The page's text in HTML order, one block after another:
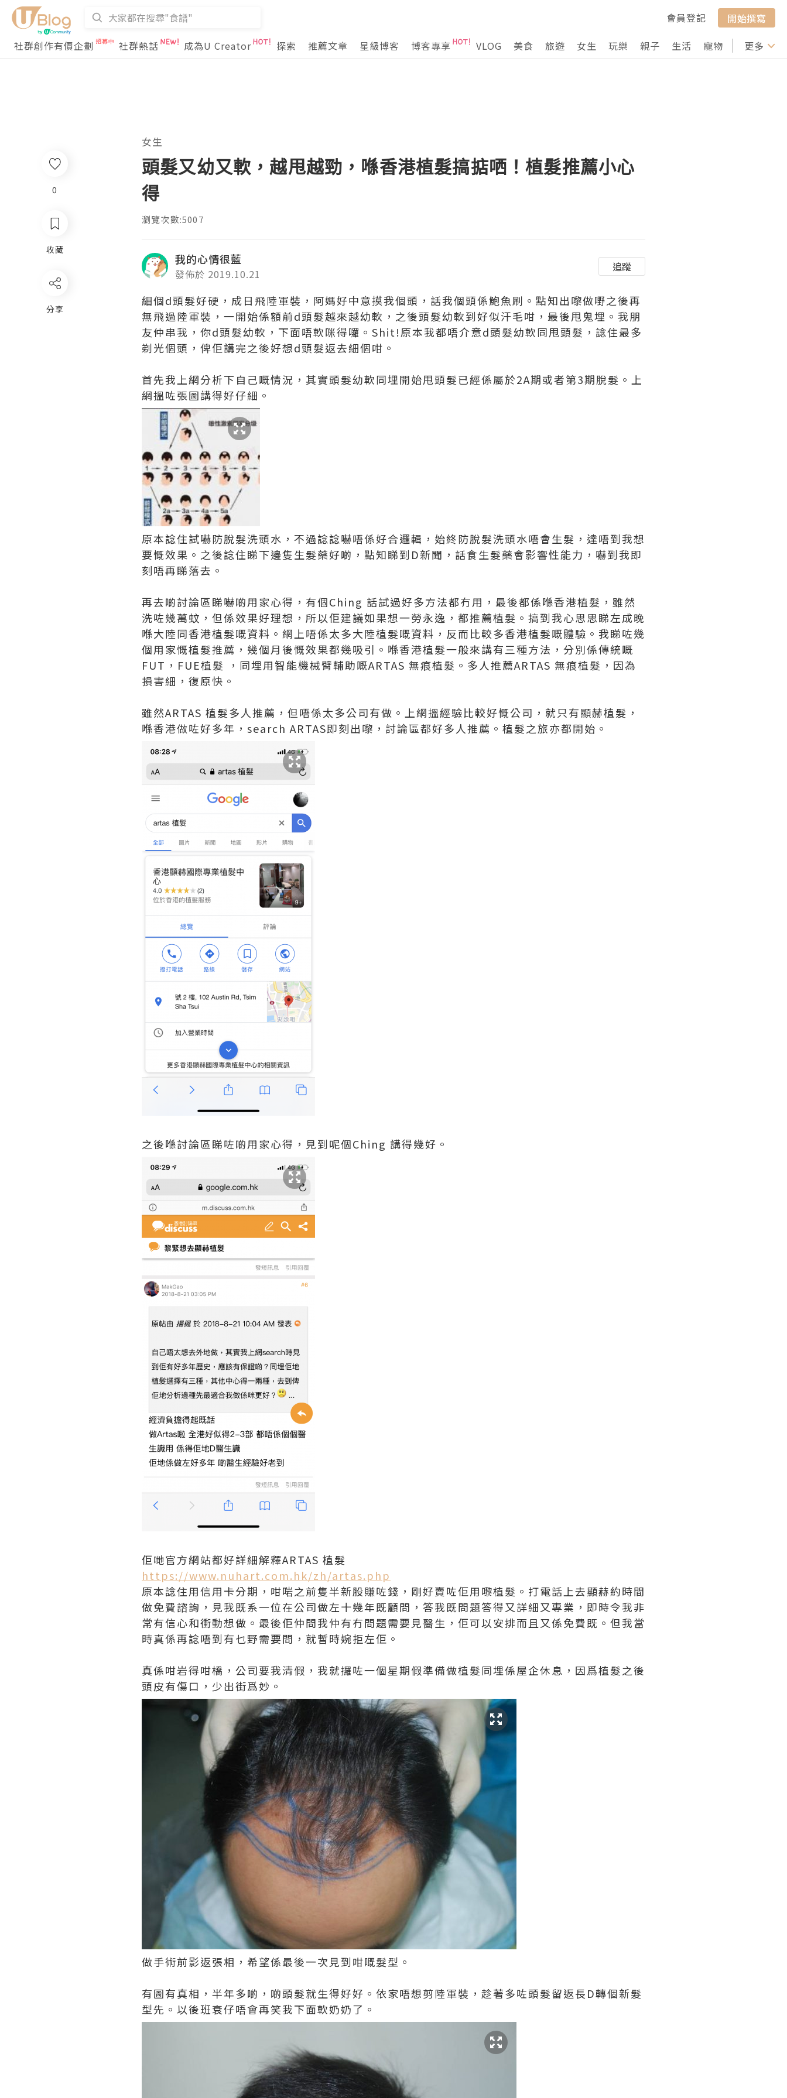
會員登記
開始撰寫
社群創作有價企劃
社群熱話 成為U Creator 探索 推薦文章 星級博客 博客專享 VLOG 美食 旅遊 女生 玩樂 親子 生活 寵物 行山 打卡
更多
0
收藏
分享
女生
頭髮又幼又軟，越甩越勁，喺香港植髮搞掂哂！植髮推薦小心
得
瀏覽次數:5007
我的心情很藍
發佈於 2019.10.21
追蹤
細個d頭髮好硬，成日飛陸軍裝，阿媽好中意摸我個頭，話我個頭係鮑魚刷。點知出嚟做嘢之後再
無飛過陸軍裝，一開始係額前d頭髮越來越幼軟，之後頭髮幼軟到好似汗毛咁，最後甩鬼埋。我朋
友仲串我，你d頭髮幼軟，下面唔軟咪得囉。Shit!原本我都唔介意d頭髮幼軟同甩頭髮，諗住最多
剃光個頭，俾佢講完之後好想d頭髮返去細個咁。
首先我上網分析下自己嘅情況，其實頭髮幼軟同埋開始甩頭髮已經係屬於2A期或者第3期脫髮。上
網搵咗張圖講得好仔細。
原本諗住試嚇防脫髮洗頭水，不過諗諗嚇唔係好合邏輯，始終防脫髮洗頭水唔會生髮，達唔到我想
要慨效果。之後諗住睇下邊隻生髮藥好啲，點知睇到D新聞，話食生髮藥會影響性能力，嚇到我即
刻唔再睇落去。
再去啲討論區睇嚇啲用家心得，有個Ching 話試過好多方法都冇用，最後都係喺香港植髮，雖然
洗咗幾萬蚊，但係效果好理想，所以佢建議如果想一勞永逸，都推薦植髮。搞到我心思思睇左成晚
喺大陸同香港植髮嘅資料。網上唔係太多大陸植髮嘅資料，反而比較多香港植髮嘅體驗。我睇咗幾
個用家慨植髮推薦，幾個月後慨效果都幾吸引。喺香港植髮一般來講有三種方法，分別係傳統嘅
FUT，FUE植髮 ，同埋用智能機械臂輔助嘅ARTAS 無痕植髮。多人推薦ARTAS 無痕植髮，因為
損害細，復原快。
雖然ARTAS 植髮多人推薦，但唔係太多公司有做。上網搵經驗比較好慨公司，就只有顯赫植髮，
喺香港做咗好多年，search ARTAS即刻出嚟，討論區都好多人推薦。植髮之旅亦都開始。
之後喺討論區睇咗啲用家心得，見到呢個Ching 講得幾好。
佢哋官方網站都好詳細解釋ARTAS 植髮
https://www.nuhart.com.hk/zh/artas.php
原本諗住用信用卡分期，咁啱之前隻半新股賺咗錢，剛好賣咗佢用嚟植髮。打電話上去顯赫約時間
做免費諮詢，見我既系一位在公司做左十幾年既顧問，答我既問題答得又詳細又專業，即時令我非
常有信心和衝動想做。最後佢仲問我仲有冇問題需要見醫生，佢可以安排而且又係免費既。但我當
時真係再諗唔到有乜野需要問，就暫時婉拒左佢。
真係咁岩得咁橋，公司要我清假，我就攞咗一個星期假準備做植髮同埋係屋企休息，因爲植髮之後
頭皮有傷口，少出街爲妙。
做手術前影返張相，希望係最後一次見到咁嘅髮型。
有圖有真相，半年多啲，啲頭髮就生得好好。依家唔想剪陸軍裝，趁著多咗頭髮留返長D轉個新髮
型先。以後班衰仔唔會再笑我下面軟奶奶了。